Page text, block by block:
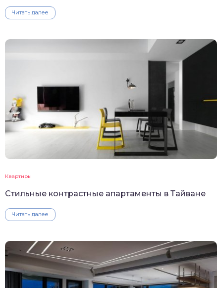
Читать далее
Квартиры
Стильные контрастные апартаменты в Тайване
Читать далее